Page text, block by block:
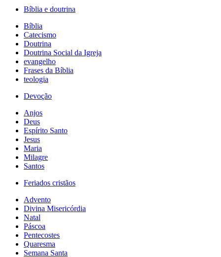
Bíblia e doutrina
Bíblia
Catecismo
Doutrina
Doutrina Social da Igreja
evangelho
Frases da Bíblia
teologia
Devoção
Anjos
Deus
Espírito Santo
Jesus
Maria
Milagre
Santos
Feriados cristãos
Advento
Divina Misericórdia
Natal
Páscoa
Pentecostes
Quaresma
Semana Santa